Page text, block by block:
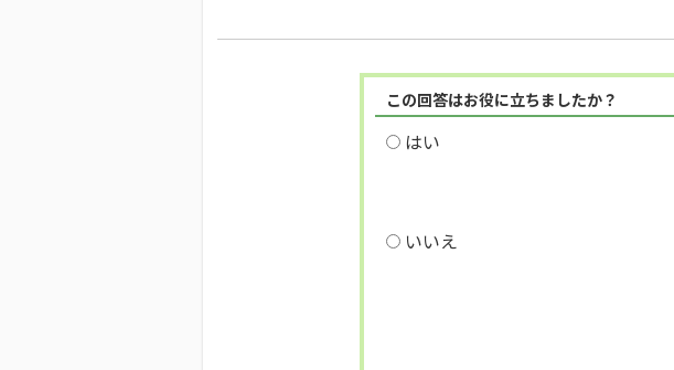
この回答はお役に立ちましたか？
はい
いいえ